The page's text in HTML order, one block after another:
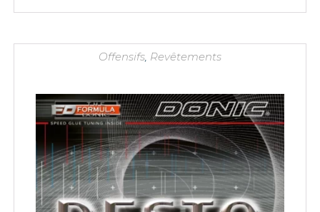
était : est :
Offensifs Revêtements